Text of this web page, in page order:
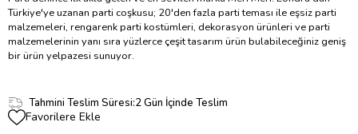
Türkiye'ye uzanan parti coşkusu; 20'den fazla parti teması ile eşsiz parti
malzemeleri, rengarenk parti kostümleri, dekorasyon ürünleri ve parti
malzemelerinin yanı sıra yüzlerce çeşit tasarım ürün bulabileceğiniz geniş
bir ürün yelpazesi sunuyor.
Tahmini Teslim Süresi:2 Gün İçinde Teslim
Favorilere Ekle